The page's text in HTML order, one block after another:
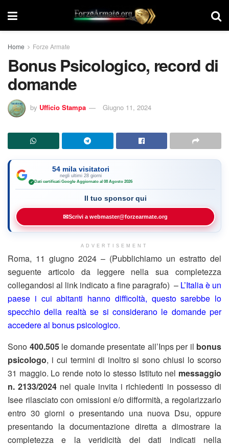
Home Forze Armate
Bonus Psicologico, record di
domande
by Ufficio Stampa Giugno 11, 2024
54 mila visitatori
negli ultimi 28 giorni
✓ Dati certificati Google·Aggiornato al 08 Agosto 2026
Il tuo sponsor qui
✉Scrivi a webmaster@forzearmate.org
ADVERTISEMENT
Roma, 11 giugno 2024 – (Pubblichiamo un estratto del
seguente articolo da leggere nella sua completezza
collegandosi al link indicato a fine paragrafo) – L’Italia è un
paese i cui abitanti hanno difficoltà, questo sarebbe lo
specchio della realtà se si considerano le domande per
accedere al bonus psicologico.
Sono 400.505le domande presentate all’Inps per il bonus
psicologo, i cui termini di inoltro si sono chiusi lo scorso
31 maggio. Lo rende noto lo stesso Istituto nel messaggio
n. 2133/2024 nel quale invita i richiedenti in possesso di
Isee rilasciato con omissioni e/o difformità, a regolarizzarlo
entro 30 giorni o presentando una nuova Dsu, oppure
presentando la documentazione diretta a dimostrare la
completezza e la veridicità dei dati indicati nella